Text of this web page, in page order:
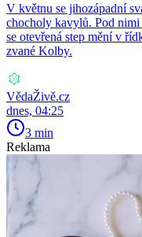
V květnu se jihozápadní
chocholy kavylů. Pod nimi
se otevřená step mění v
zvané Kolby.
VědaŽivě.cz
dnes, 04:25
3 min
Reklama